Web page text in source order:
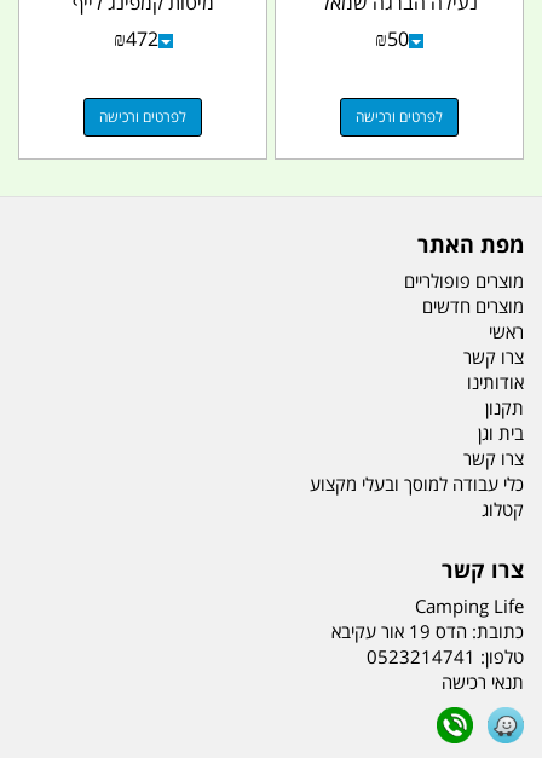
₪50
לפרטים ורכישה
₪472
לפרטים ורכישה
מפת האתר
מוצרים פופולריים
מוצרים חדשים
ראשי
צרו קשר
אודותינו
תקנון
בית וגן
צרו קשר
כלי עבודה למוסך ובעלי מקצוע
קטלוג
צרו קשר
Camping Life
כתובת: הדס 19 אור עקיבא
טלפון: 0523214741
תנאי רכישה